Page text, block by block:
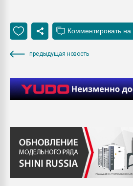
предыдущая новость